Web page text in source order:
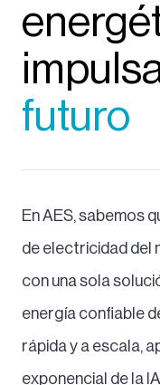
futuro
En AES, sabemos
de electricidad del
con una sola
energía confiable
rápida y a escala,
exponencial de la